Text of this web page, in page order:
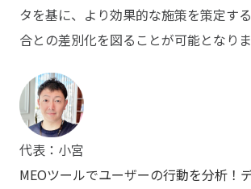
タを基に、より効果的な施策を策定す
合との差別化を図ることが可能となりま
代表：小宮
MEOツールでユーザーの行動を分析！